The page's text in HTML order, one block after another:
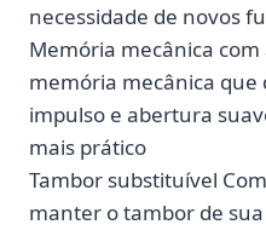
necessidade de novos
Memória mecânica
memória mecânica
impulso e abertura
mais prático
Tambor substituível
manter o tambor de